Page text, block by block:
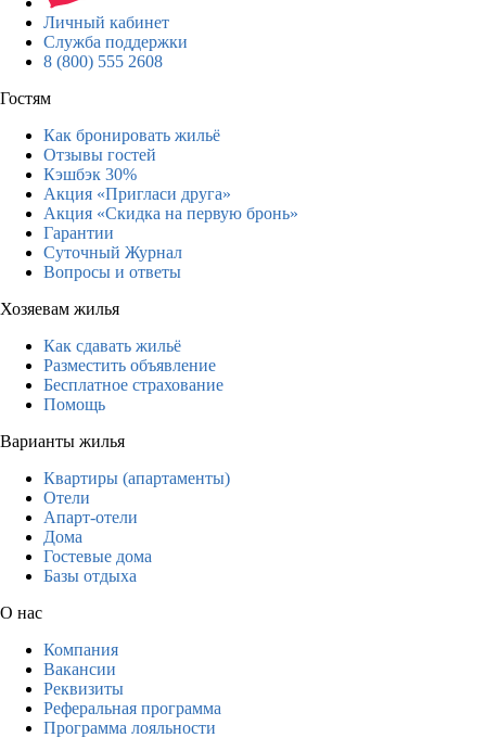
Личный кабинет
Служба поддержки
8 (800) 555 2608
Гостям
Как бронировать жильё
Отзывы гостей
Кэшбэк 30%
Акция «Пригласи друга»
Акция «Скидка на первую бронь»
Гарантии
Суточный Журнал
Вопросы и ответы
Хозяевам жилья
Как сдавать жильё
Разместить объявление
Бесплатное страхование
Помощь
Варианты жилья
Квартиры (апартаменты)
Отели
Апарт-отели
Дома
Гостевые дома
Базы отдыха
О нас
Компания
Вакансии
Реквизиты
Реферальная программа
Программа лояльности